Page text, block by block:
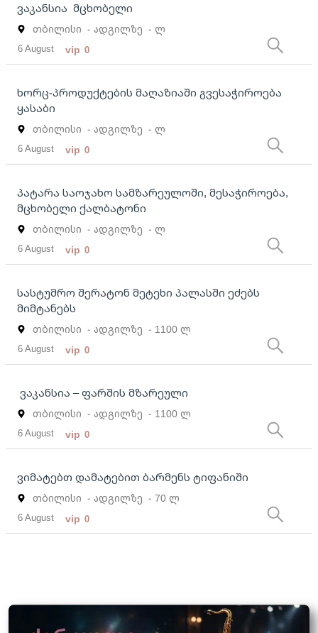
ვაკანსია მცხობელი
თბილისი - ადგილზე - ლ
6 August vip 0
ხორც-პროდუქტების მაღაზიაში გვესაჭიროება
ყასაბი
თბილისი - ადგილზე - ლ
6 August vip 0
პატარა საოჯახო სამზარეულოში, მესაჭიროება,
მცხობელი ქალბატონი
თბილისი - ადგილზე - ლ
6 August vip 0
სასტუმრო შერატონ მეტეხი პალასში ეძებს
მიმტანებს
თბილისი - ადგილზე - 1100 ლ
6 August vip 0
ვაკანსია – ფარშის მზარეული
თბილისი - ადგილზე - 1100 ლ
6 August vip 0
ვიმატებთ დამატებით ბარმენს ტიფანიში
თბილისი - ადგილზე - 70 ლ
6 August vip 0